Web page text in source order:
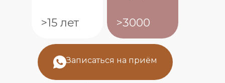
>15 лет >3000
Записаться на приём